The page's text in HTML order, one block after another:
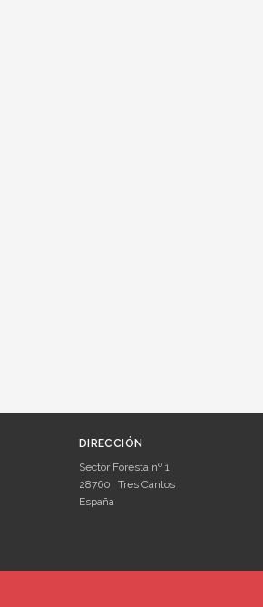
DIRECCIÓN
Sector Foresta nº 1
28760
Tres Cantos
España